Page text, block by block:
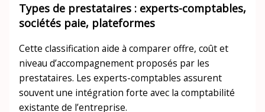
Types de prestataires : experts-comptables,
sociétés paie, plateformes
Cette classification aide à comparer offre, coût et
niveau d’accompagnement proposés par les
prestataires. Les experts-comptables assurent
souvent une intégration forte avec la comptabilité
existante de l’entreprise.